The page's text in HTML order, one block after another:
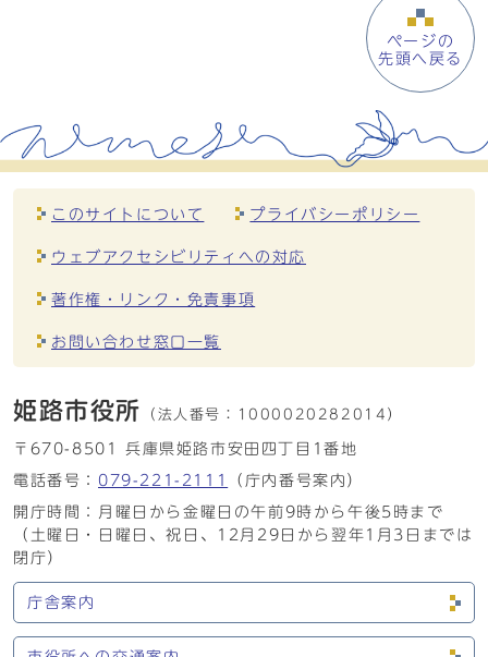
ページの
先頭へ戻る
このサイトについて プライバシーポリシー
ウェブアクセシビリティへの対応
著作権・リンク・免責事項
お問い合わせ窓口一覧
姫路市役所 （法人番号： 1000020282014）
〒670-8501 兵庫県姫路市安田四丁目1番地
電話番号： 079-221-2111
（庁内番号案内）
開庁時間：月曜日から金曜日の午前9時から午後5時まで
（土曜日・日曜日、祝日、12月29日から翌年1月3日までは
閉庁）
庁舎案内